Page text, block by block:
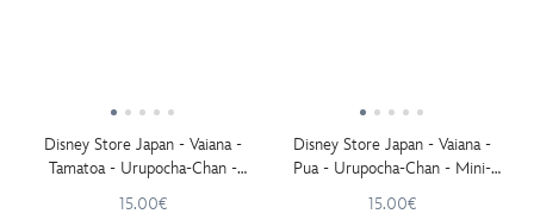
Disney Store Japan - Vaiana -
Tamatoa - Urupocha-Chan -
15.00€
Disney Store Japan - Vaiana -
Pua - Urupocha-Chan - Mini-
15.00€